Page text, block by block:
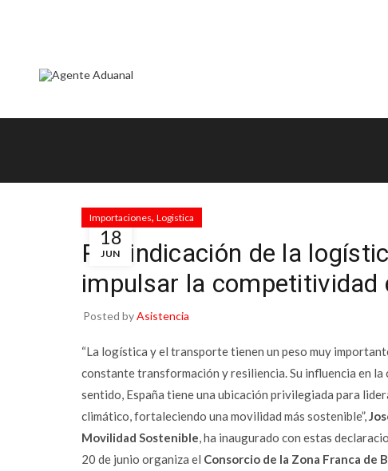
18
JUN
Importaciones, Logistica
Reivindicación de la
impulsar la competitividad
Posted byAsistencia
“La logística y el transporte tienen un peso muy
constante transformación y resiliencia. Su influencia en
sentido, España tiene una ubicación privilegiada para
climático, fortaleciendo una movilidad más sostenible”,
Movilidad Sostenible, ha inaugurado con estas
20 de junio organiza el Consorcio de la Zona Franca de